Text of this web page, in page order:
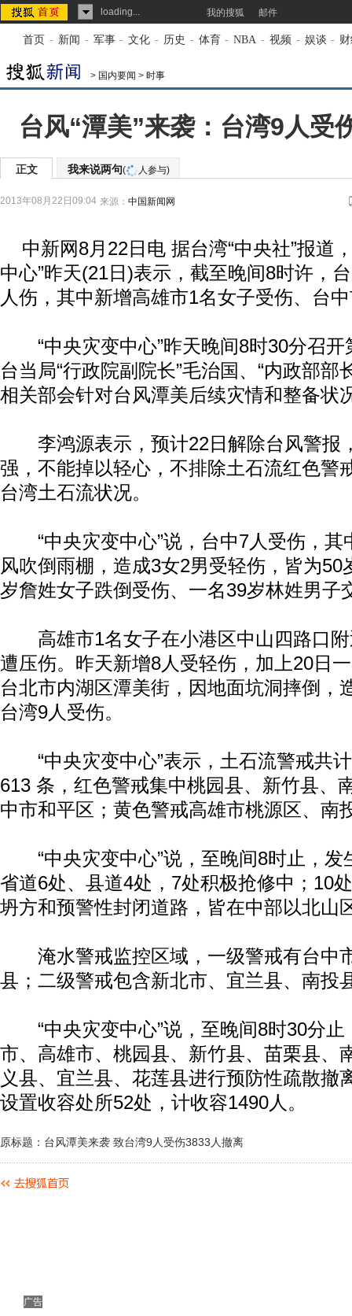
loading... 我的搜狐 邮件
首页 - 新闻 - 军事 - 文化 - 历史 - 体育 - NBA - 视频 - 娱谈 -
> 国内要闻 > 时事
台风“潭美”来袭：台湾9人受
正文 我来说两句( 人参与)
2013年08月22日09:04 来源： 中国新闻网
中新网8月22日电 据台湾“中央社”报道
中心”昨天(21日)表示，截至晚间8时许，
人伤，其中新增高雄市1名女子受伤、台
“中央灾变中心”昨天晚间8时30分召开
台当局“行政院副院长”毛治国、“内政部部
相关部会针对台风潭美后续灾情和整备状
李鸿源表示，预计22日解除台风警报
强，不能掉以轻心，不排除土石流红色警
台湾土石流状况。
“中央灾变中心”说，台中7人受伤，其
风吹倒雨棚，造成3女2男受轻伤，皆为50
岁詹姓女子跌倒受伤、一名39岁林姓男子
高雄市1名女子在小港区中山四路口附
遭压伤。昨天新增8人受轻伤，加上20日
台北市内湖区潭美街，因地面坑洞摔倒，
台湾9人受伤。
“中央灾变中心”表示，土石流警戒共
613 条，红色警戒集中桃园县、新竹县、
中市和平区；黄色警戒高雄市桃源区、南
“中央灾变中心”说，至晚间8时止，发
省道6处、县道4处，7处积极抢修中；10
坍方和预警性封闭道路，皆在中部以北山
淹水警戒监控区域，一级警戒有台中
县；二级警戒包含新北市、宜兰县、南投
“中央灾变中心”说，至晚间8时30分止
市、高雄市、桃园县、新竹县、苗栗县、
义县、宜兰县、花莲县进行预防性疏散撤
设置收容处所52处，计收容1490人。
原标题：台风潭美来袭 致台湾9人受伤3833人撤离
广告